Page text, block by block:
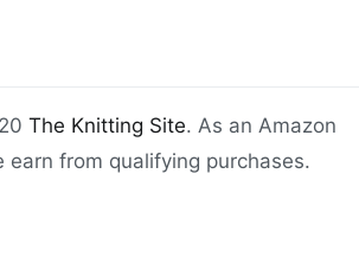
The Knitting Site. As an Amazon
earn from qualifying purchases.